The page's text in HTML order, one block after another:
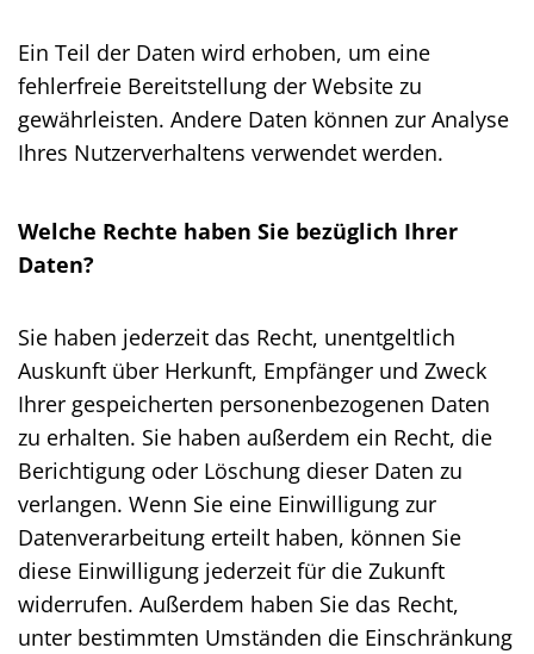
Ein Teil der Daten wird erhoben, um eine
fehlerfreie Bereitstellung der Website zu
gewährleisten. Andere Daten können zur Analyse
Ihres Nutzerverhaltens verwendet werden.
Welche Rechte haben Sie bezüglich Ihrer
Daten?
Sie haben jederzeit das Recht, unentgeltlich
Auskunft über Herkunft, Empfänger und Zweck
Ihrer gespeicherten personenbezogenen Daten
zu erhalten. Sie haben außerdem ein Recht, die
Berichtigung oder Löschung dieser Daten zu
verlangen. Wenn Sie eine Einwilligung zur
Datenverarbeitung erteilt haben, können Sie
diese Einwilligung jederzeit für die Zukunft
widerrufen. Außerdem haben Sie das Recht,
unter bestimmten Umständen die Einschränkung